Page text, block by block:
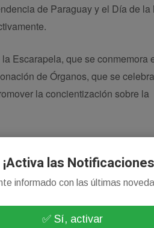
de Paraguay y el Día de la
Escarapela, que se conmemora
de Órganos, que se
la concientización sobre la
344701-El-Concejo-avanzo-
¡Activa las
informado con las últimas
✅ Sí, activar